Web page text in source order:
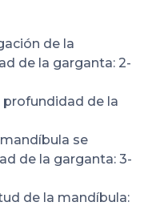
de la
de la garganta: 2-
profundidad de la
se
de la garganta: 3-
de la mandíbula: